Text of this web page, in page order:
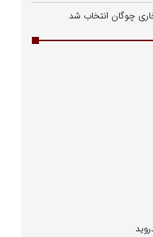
چوگان انتخاب شد